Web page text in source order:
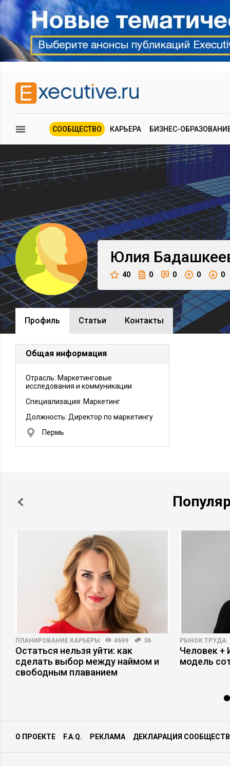
СООБЩЕСТВО КАРЬЕРА БИЗНЕС-
Юлия
40 0 0 0 0
Профиль Cтатьи Контакты
Общая информация
Отрасль: Маркетинговые
исследования и коммуникации
Специализация: Маркетинг
Должность: Директор по маркетингу
Пермь
ПЛАНИРОВАНИЕ КАРЬЕРЫ 4699 36
Остаться нельзя уйти: как
сделать выбор между наймом и
свободным плаванием
РЫНОК ТРУДА
Человек +
модель
О ПРОЕКТЕ F.A.Q. РЕКЛАМА ДЕКЛАРАЦИЯ